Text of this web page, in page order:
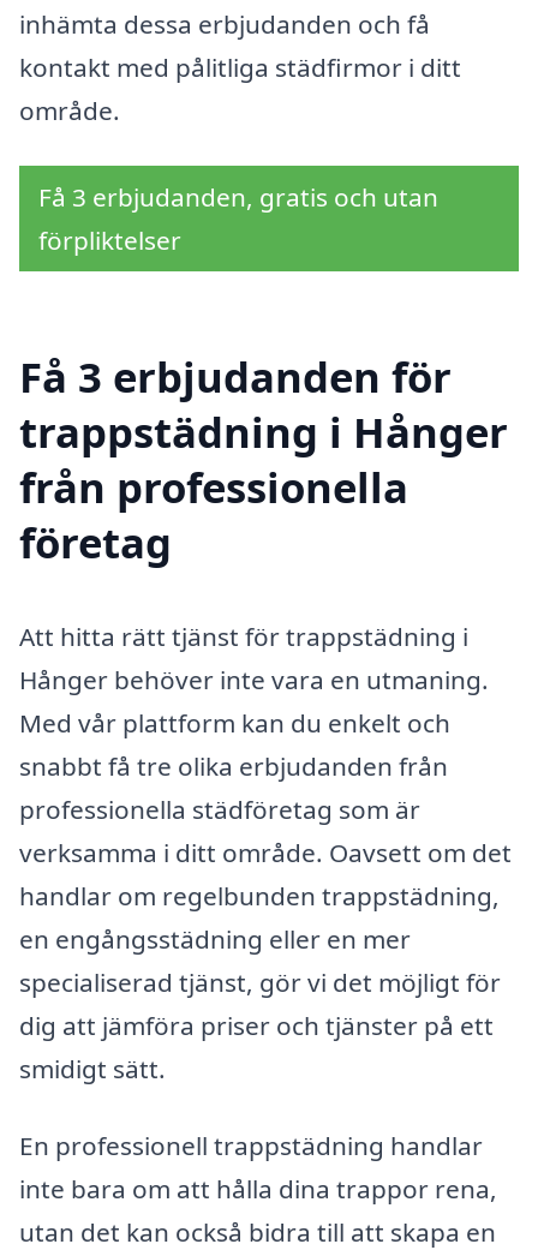
inhämta dessa erbjudanden och få
kontakt med pålitliga städfirmor i ditt
område.
Få 3 erbjudanden, gratis och utan
förpliktelser
Få 3 erbjudanden för
trappstädning i Hånger
från professionella
företag
Att hitta rätt tjänst för trappstädning i
Hånger behöver inte vara en utmaning.
Med vår plattform kan du enkelt och
snabbt få tre olika erbjudanden från
professionella städföretag som är
verksamma i ditt område. Oavsett om det
handlar om regelbunden trappstädning,
en engångsstädning eller en mer
specialiserad tjänst, gör vi det möjligt för
dig att jämföra priser och tjänster på ett
smidigt sätt.
En professionell trappstädning handlar
inte bara om att hålla dina trappor rena,
utan det kan också bidra till att skapa en